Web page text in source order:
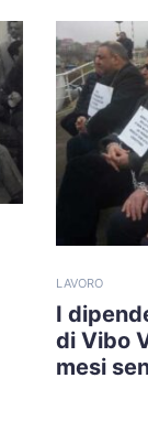
LAVORO
I
di Vibo
mesi